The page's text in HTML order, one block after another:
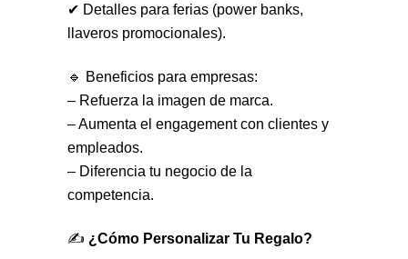
✔ Detalles para ferias (power banks,
llaveros promocionales).
🔹 Beneficios para empresas:
– Refuerza la imagen de marca.
– Aumenta el engagement con clientes y
empleados.
– Diferencia tu negocio de la
competencia.
✍️ ¿Cómo Personalizar Tu Regalo?